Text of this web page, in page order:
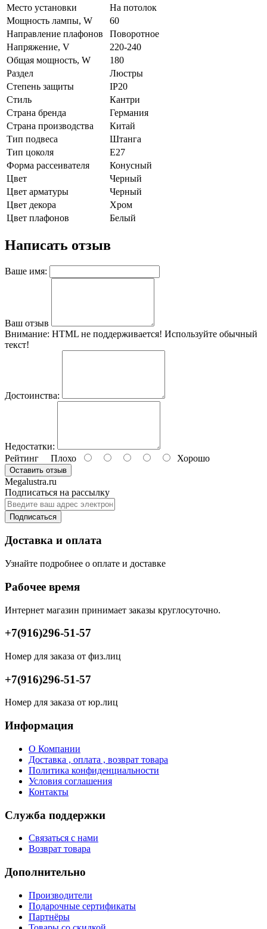
Место установки
На потолок
Мощность лампы, W
60
Направление плафонов
Поворотное
Напряжение, V
220-240
Общая мощность, W
180
Раздел
Люстры
Степень защиты
IP20
Стиль
Кантри
Страна бренда
Германия
Страна производства
Китай
Тип подвеса
Штанга
Тип цоколя
E27
Форма рассеивателя
Конусный
Цвет
Черный
Цвет арматуры
Черный
Цвет декора
Хром
Цвет плафонов
Белый
Написать отзыв
Ваше имя:
Ваш отзыв
Внимание: HTML не поддерживается! Используйте обычный
текст!
Достоинства:
Недостатки:
Рейтинг Плохо Хорошо
Оставить отзыв
Megalustra.ru
Подписаться на рассылку
Подписаться
Доставка и оплата
Узнайте подробнее о оплате и доставке
Рабочее время
Интернет магазин принимает заказы круглосуточно.
+7(916)296-51-57
Номер для заказа от физ.лиц
+7(916)296-51-57
Номер для заказа от юр.лиц
Информация
О Компании
Доставка , оплата , возврат товара
Политика конфиденциальности
Условия соглашения
Контакты
Служба поддержки
Связаться с нами
Возврат товара
Дополнительно
Производители
Подарочные сертификаты
Партнёры